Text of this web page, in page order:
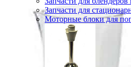
Запчасти для
Моторные блоки для